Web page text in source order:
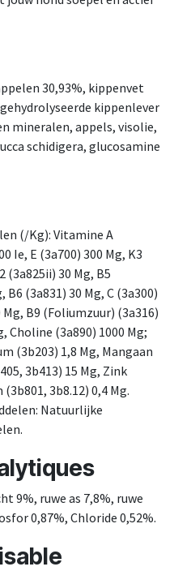
30,93%, kippenvet
kippenlever
mineralen, appels, visolie,
schidigera, glucosamine
(/Kg): Vitamine A
Ie, E (3a700) 300 Mg, K3
(3a825ii) 30 Mg, B5
(3a831) 30 Mg, C (3a300)
Mg, B9 (Foliumzuur) (3a316)
Choline (3a890) 1000 Mg;
(3b203) 1,8 Mg, Mangaan
3b413) 15 Mg, Zink
3b8.12) 0,4 Mg.
Natuurlijke
9%, ruwe as 7,8%, ruwe
0,87%, Chloride 0,52%.